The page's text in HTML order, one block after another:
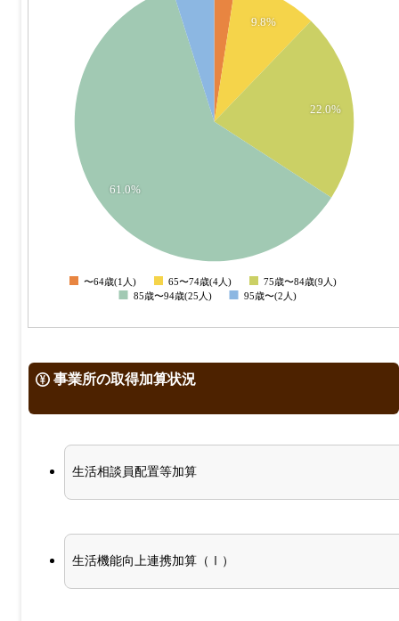
9.8%
22.0%
61.0%
0
〜64歳(1人) 65〜74歳(4人)
75歳〜84歳(9人)
85歳〜94歳(25人)
95歳〜(2人)
事業所の取得加算状況
生活相談員配置等加算
生活機能向上連携加算（Ⅰ）